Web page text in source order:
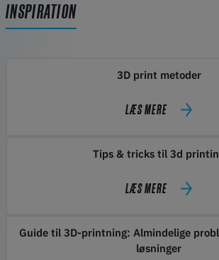
INSPIRATION
3D print metoder
LÆS MERE
Tips & tricks til 3d
LÆS MERE
Guide til 3D-printning: Almindelige
løsninger